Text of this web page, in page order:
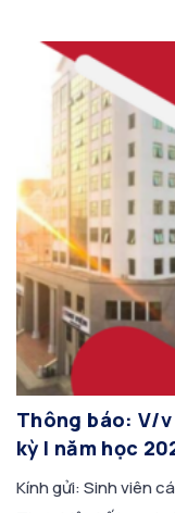
Thông báo: V/
kỳ I năm học
Kính gửi: Sinh viên